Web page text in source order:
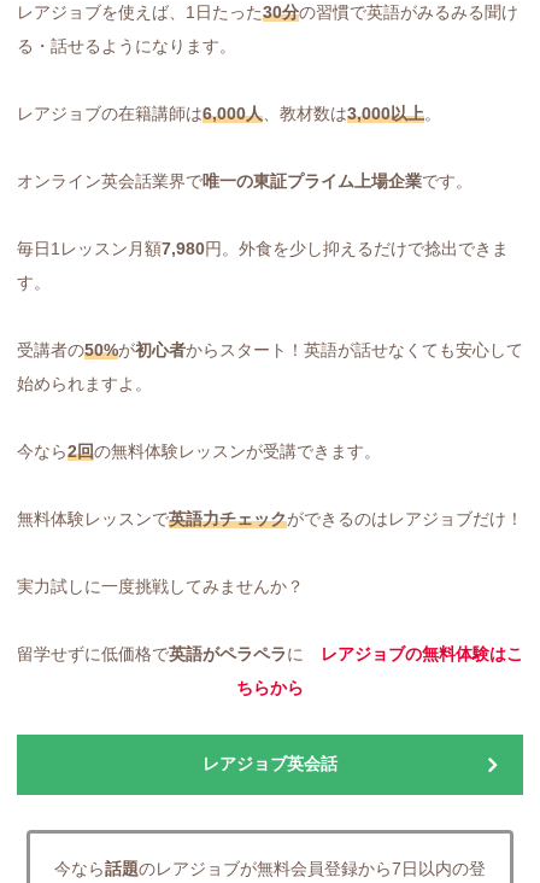
レアジョブを使えば、1日たった30分の習慣で英語がみるみる聞け
る・話せるようになります。
レアジョブの在籍講師は6,000人 、教材数は3,000以上。
オンライン英会話業界で唯一の東証プライム上場企業です。
毎日1レッスン月額7,980円。外食を少し抑えるだけで捻出できま
す。
受講者の50%が初心者からスタート！英語が話せなくても安心して
始められますよ。
今なら2回の無料体験レッスンが受講できます。
無料体験レッスンで英語力チェックができるのはレアジョブだけ！
実力試しに一度挑戦してみませんか？
留学せずに低価格で英語がペラペラに
レアジョブの無料体験はこ
ちらから
レアジョブ英会話
今なら話題のレアジョブが無料会員登録から7日以内の登